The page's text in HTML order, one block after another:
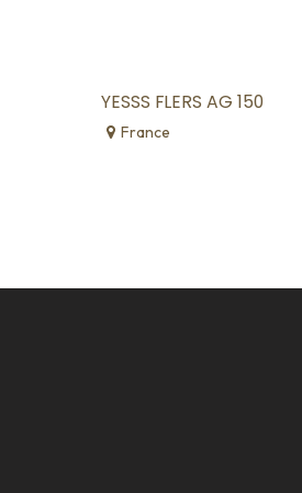
YESSS FLERS AG 150
France